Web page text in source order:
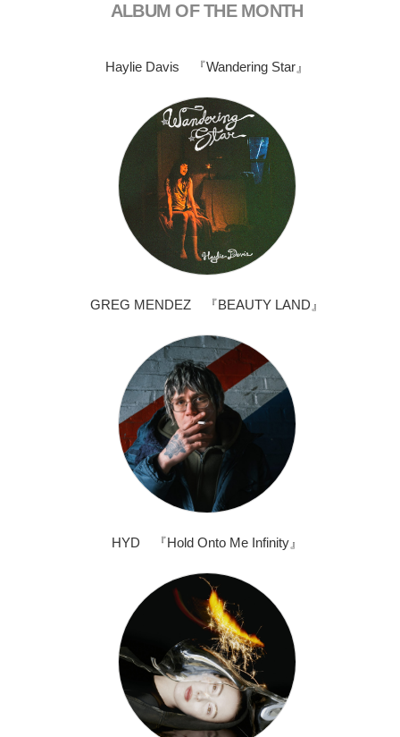
ALBUM OF THE MONTH
Haylie Davis 『Wandering Star』
GREG MENDEZ 『BEAUTY LAND』
HYD 『Hold Onto Me Infinity』